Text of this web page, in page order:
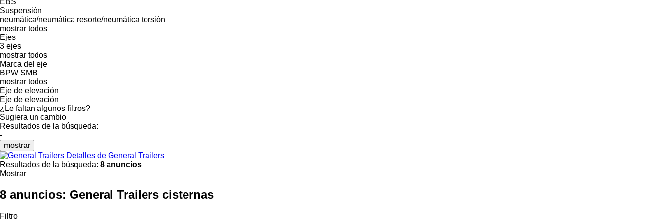
Suspensión
neumática/neumática resorte/neumática torsión
mostrar todos
Ejes
3 ejes
mostrar todos
Marca del eje
BPW SMB
mostrar todos
Eje de elevación
Eje de elevación
¿Le faltan algunos filtros?
Sugiera un cambio
Resultados de la búsqueda:
-
mostrar
Detalles de General Trailers
Resultados de la búsqueda: 8 anuncios
Mostrar
8 anuncios: General Trailers cisternas
Filtro